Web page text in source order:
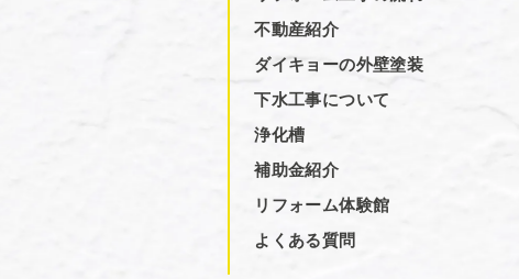
不動産紹介
ダイキョーの外壁塗装
下水工事について
浄化槽
補助金紹介
リフォーム体験館
よくある質問